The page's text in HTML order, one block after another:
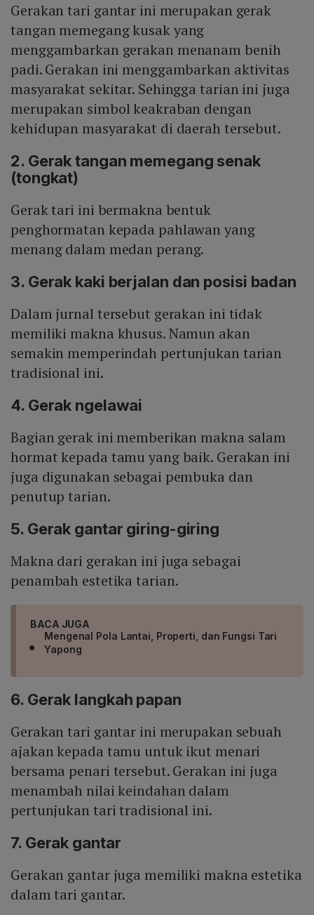
Gerakan tari gantar ini merupakan gerak
tangan memegang kusak yang
menggambarkan gerakan menanam benih
padi. Gerakan ini menggambarkan aktivitas
masyarakat sekitar. Sehingga tarian ini juga
merupakan simbol keakraban dengan
kehidupan masyarakat di daerah tersebut.
2. Gerak tangan memegang senak
(tongkat)
Gerak tari ini bermakna bentuk
penghormatan kepada pahlawan yang
menang dalam medan perang.
3. Gerak kaki berjalan dan posisi badan
Dalam jurnal tersebut gerakan ini tidak
memiliki makna khusus. Namun akan
semakin memperindah pertunjukan tarian
tradisional ini.
4. Gerak ngelawai
Bagian gerak ini memberikan makna salam
hormat kepada tamu yang baik. Gerakan ini
juga digunakan sebagai pembuka dan
penutup tarian.
5. Gerak gantar giring-giring
Makna dari gerakan ini juga sebagai
penambah estetika tarian.
BACA JUGA
Mengenal Pola Lantai, Properti, dan Fungsi Tari
Yapong
6. Gerak langkah papan
Gerakan tari gantar ini merupakan sebuah
ajakan kepada tamu untuk ikut menari
bersama penari tersebut. Gerakan ini juga
menambah nilai keindahan dalam
pertunjukan tari tradisional ini.
7. Gerak gantar
Gerakan gantar juga memiliki makna estetika
dalam tari gantar.